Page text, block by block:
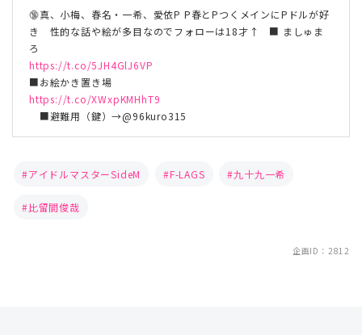
🔞真、小梅、春名・一希、愛依P P春とPつくメインにPドルが好
き 性的な話や絵が多目なのでフォローは18才↑ ■ ましゅま
ろ
https://t.co/5JH4GlJ6VP
■お絵かき置き場
https://t.co/XWxpKMHhT9
■避難用（鍵）→@96kuro315
アイドルマスターSideM F-LAGS 九十九一希
比留間俊哉
企画ID：2812